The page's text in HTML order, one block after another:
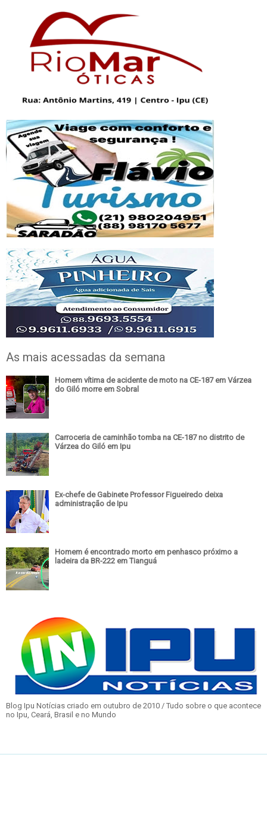
As mais acessadas da semana
Homem vítima de acidente de moto na CE-187 em Várzea
do Giló morre em Sobral
Carroceria de caminhão tomba na CE-187 no distrito de
Várzea do Giló em Ipu
Ex-chefe de Gabinete Professor Figueiredo deixa
administração de Ipu
Homem é encontrado morto em penhasco próximo a
ladeira da BR-222 em Tianguá
Blog Ipu Notícias criado em outubro de 2010 / Tudo sobre o que acontece
no Ipu, Ceará, Brasil e no Mundo